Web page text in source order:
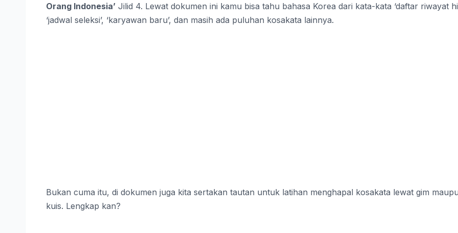
Orang Indonesia’ Jilid 4. Lewat dokumen ini kamu bisa tahu bahasa Korea dari kata-kata ‘daftar riwayat
‘jadwal seleksi’, ‘karyawan baru’, dan masih ada puluhan kosakata lainnya.
Bukan cuma itu, di dokumen juga kita sertakan tautan untuk latihan menghapal kosakata lewat gim
kuis. Lengkap kan?